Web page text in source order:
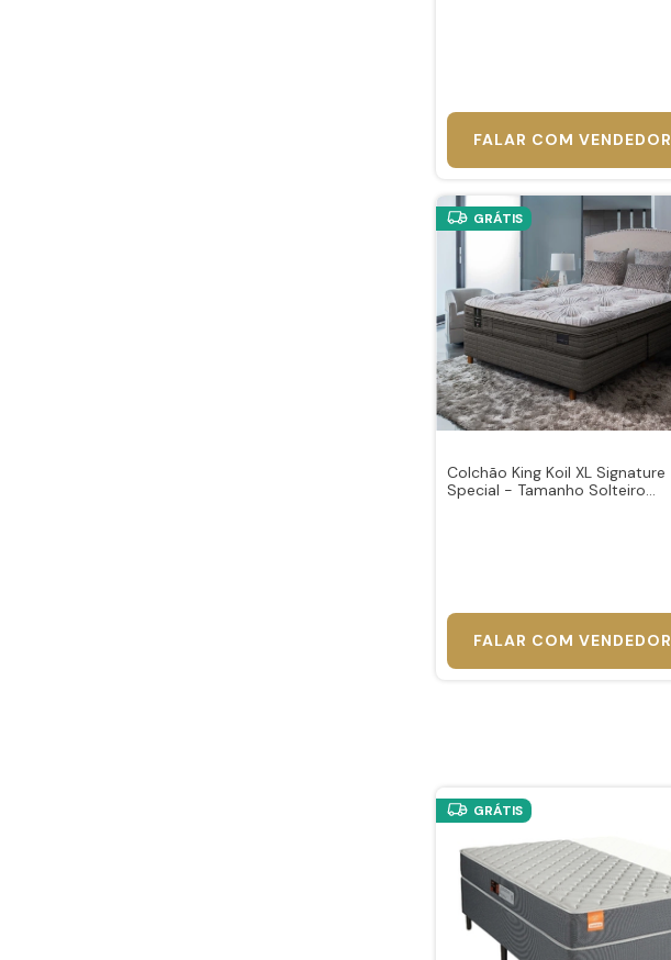
FALAR COM VENDEDOR
GRÁTIS
Colchão King Koil XL Signature
Special - Tamanho Solteiro
FALAR COM VENDEDOR
GRÁTIS